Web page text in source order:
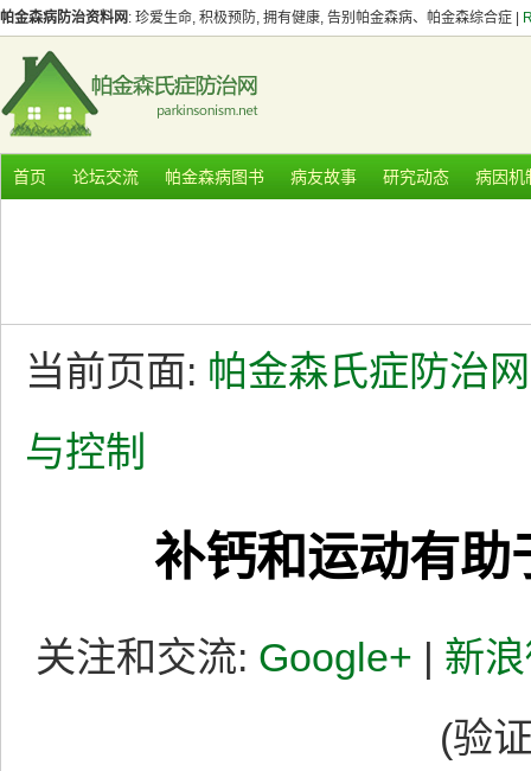
帕金森病防治资料网 : 珍爱生命, 积极预防, 拥有健康, 告别帕金森病、帕金森综合症 |
首页 论坛交流 帕金森病图书 病友故事 研究动态 病因机
当前页面: 帕金森氏症防治
与控制
补钙和运动有助
关注和交流: Google+ | 新
(验